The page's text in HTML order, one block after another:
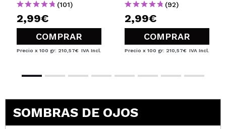
(101)
2,99€
COMPRAR
Precio x 100 gr: 210,57€ IVA Incl.
(92)
2,99€
COMPRAR
Precio x 100 gr: 210,57€ IVA Incl.
SOMBRAS DE OJOS